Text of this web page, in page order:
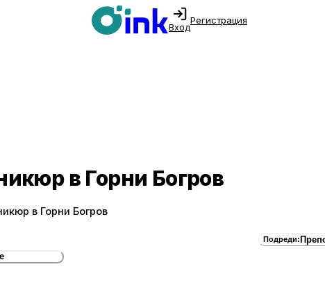
Вход
Регистрация
в Горни Богров
в Горни Богров
Подреди: